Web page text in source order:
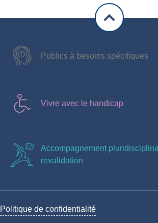
Publics à besoins spécifiques
Vivre avec le handicap
Accompagnement
revalidation
Politique de confidentialité